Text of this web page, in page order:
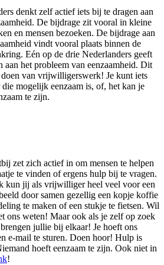
denkt zelf actief iets bij te dragen aan
De bijdrage zit vooral in kleine
en mensen bezoeken. De bijdrage aan
vindt vooral plaats binnen de
Eén op de drie Nederlanders geeft
aan het probleem van eenzaamheid. Dit
van vrijwilligerswerk! Je kunt iets
mogelijk eenzaam is, of, het kan je
te zijn.
zet zich actief in om mensen te helpen
te vinden of ergens hulp bij te vragen.
kun jij als vrijwilliger heel veel voor een
door samen gezellig een kopje koffie
te maken of een stukje te fietsen. Wil
ons weten! Maar ook als je zelf op zoek
jullie bij elkaar! Je hoeft ons
e-mail te sturen. Doen hoor! Hulp is
hoeft eenzaam te zijn. Ook niet in
!